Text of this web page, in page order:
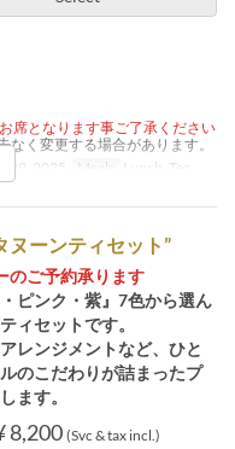
席となります事ご了承ください
く変更する場合があります。
29, 2025 Meals Lunch, Tea
ヌーンティセット”
のご予約承ります
ピンク・紫』7色から選ん
ィセットです。
レンジメントなど、ひと
のこだわりが詰まったプ
ます。
8,200 (Svc & tax incl.)